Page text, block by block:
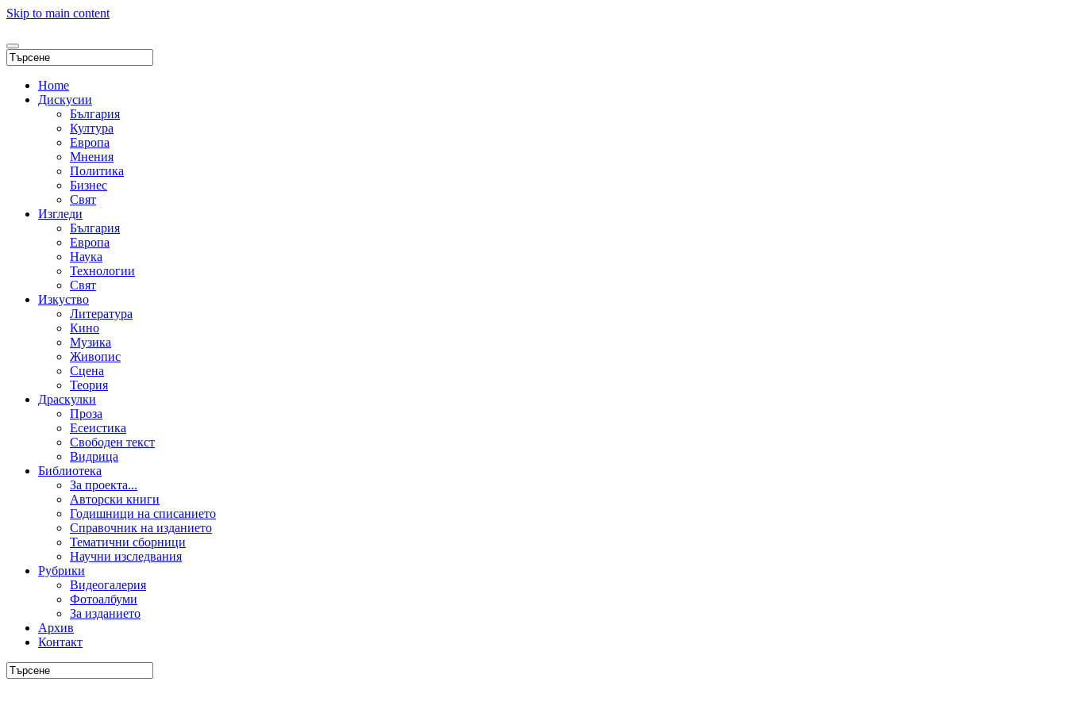
Skip to main content
Home
Дискусии
България
Култура
Европа
Мнения
Политика
Бизнес
Свят
Изгледи
България
Европа
Наука
Технологии
Свят
Изкуство
Литература
Кино
Музика
Живопис
Сцена
Теория
Драскулки
Проза
Есеистика
Свободен текст
Видрица
Библиотека
За проекта...
Авторски книги
Годишници на списанието
Справочник на изданието
Тематични сборници
Научни изследвания
Рубрики
Видеогалерия
Фотоалбуми
За изданието
Архив
Контакт